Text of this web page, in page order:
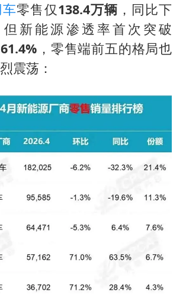
韩军前线部队连曝丑闻
《龙餐馆》 冲奖
笔试第一被劝弃考涉事副校长被撤职
灌溉水坝被隔成鱼塘 村民投诉20余年
萌娃帮爷爷脱玉米 卖力干活超可爱
奋力开创中国式现代化建设新局面
零售仅138.4万辆 ，同比下
新能源渗透率首次突破
61.4% ，零售端前五的格局也
震荡：